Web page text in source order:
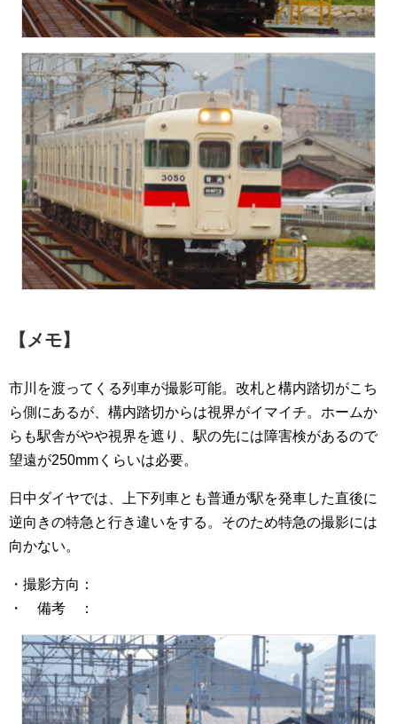
【メモ】
市川を渡ってくる列車が撮影可能。改札と構内踏切がこち
ら側にあるが、構内踏切からは視界がイマイチ。ホームか
らも駅舎がやや視界を遮り、駅の先には障害検があるので
望遠が250mmくらいは必要。
日中ダイヤでは、上下列車とも普通が駅を発車した直後に
逆向きの特急と行き違いをする。そのため特急の撮影には
向かない。
・撮影方向：
・ 備考 ：